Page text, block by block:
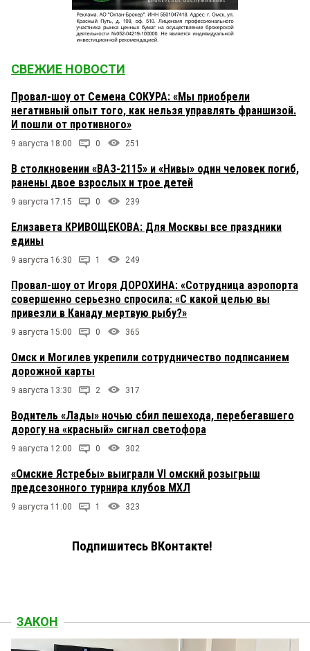
СВЕЖИЕ НОВОСТИ
Провал-шоу от Семена СОКУРА: «Мы приобрели
негативный опыт того, как нельзя управлять франшизой.
И пошли от противного»
9 августа 18:00 0 251
В столкновении «ВАЗ-2115» и «Нивы» один человек погиб,
ранены двое взрослых и трое детей
9 августа 17:15 0 239
Елизавета КРИВОЩЕКОВА: Для Москвы все праздники
едины
9 августа 16:30 1 249
Провал-шоу от Игоря ДОРОХИНА: «Сотрудница аэропорта
совершенно серьезно спросила: «С какой целью вы
привезли в Канаду мертвую рыбу?»
9 августа 15:00 0 365
Омск и Могилев укрепили сотрудничество подписанием
дорожной карты
9 августа 13:30 2 317
Водитель «Лады» ночью сбил пешехода, перебегавшего
дорогу на «красный» сигнал светофора
9 августа 12:00 0 302
«Омские Ястребы» выиграли VI омский розыгрыш
предсезонного турнира клубов МХЛ
9 августа 11:00 1 323
Подпишитесь ВКонтакте!
ЗАКОН